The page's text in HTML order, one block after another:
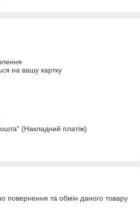
на вашу картку
(Накладний платіж)
повернення та обмін даного товару